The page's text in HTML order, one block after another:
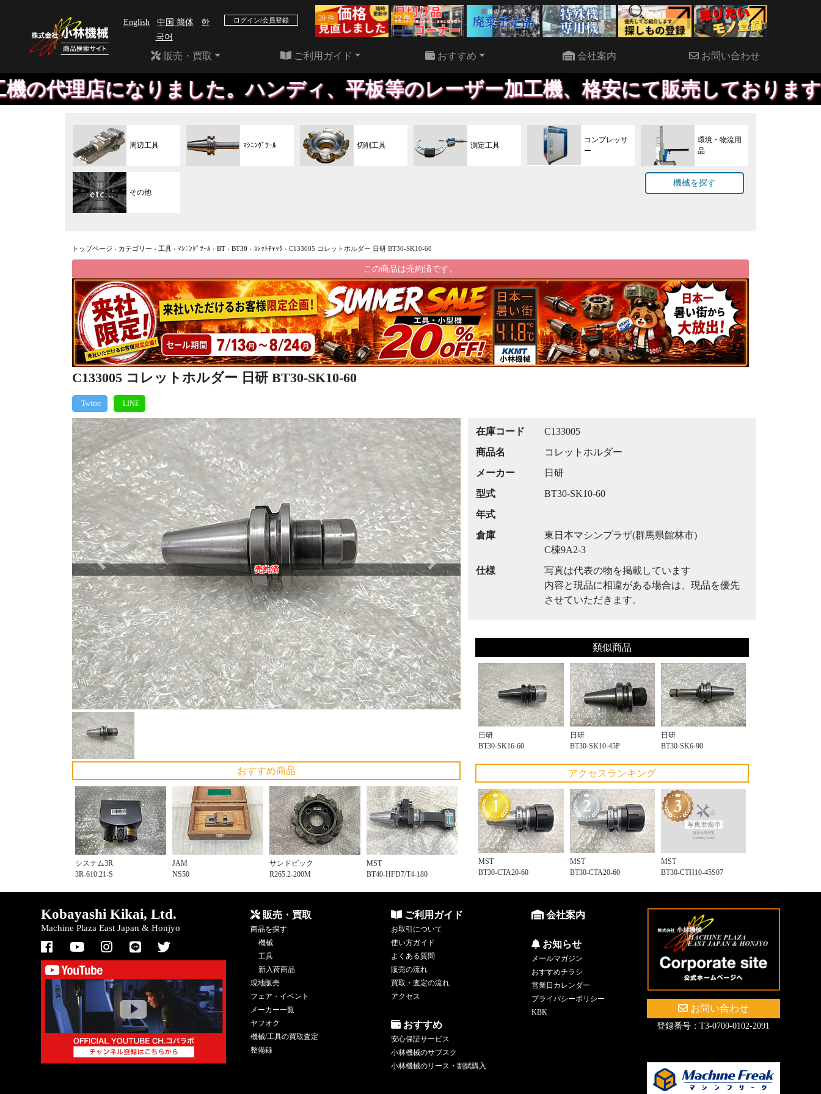
English 中国 簡体
한
국어
ログイン/会員登録 39 件 22 件
販売・買取 ご利用ガイド おすすめ 会社案内 お問い合わせ
ました。ハンディ、平板等のレーザー加工機、格安にて販売しております。見積もりだ
周辺工具 ﾏｼﾆﾝｸﾞﾂｰﾙ 切削工具 測定工具
コンプレッサ
ー
環境・物流用
品
その他
機械を探す
トップページ › カテゴリー › 工具 › ﾏｼﾆﾝｸﾞﾂｰﾙ › BT › BT30 › ｺﾚｯﾄﾁｬｯｸ › C133005 コレットホルダー 日研 BT30-SK10-60
この商品は売約済です。
C133005 コレットホルダー 日研 BT30-SK10-60
売約済
Previous Next
おすすめ商品
システム3R
3R-610.21-S
JAM
NS50
サンドビック
R265.2-200M
MST
BT40-HFD7/T4-180
在庫コード
C133005
商品名
コレットホルダー
メーカー
日研
型式
BT30-SK10-60
年式
倉庫
東日本マシンプラザ(群馬県館林市)
C棟9A2-3
仕様
写真は代表の物を掲載しています
内容と現品に相違がある場合は、現品を優先
させていただきます。
類似商品
日研
BT30-SK16-60
日研
BT30-SK10-45P
日研
BT30-SK6-90
アクセスランキング
MST
BT30-CTA20-60
MST
BT30-CTA20-60
MST
BT30-CTH10-45S07
Kobayashi Kikai, Ltd.
Machine Plaza East Japan & Honjyo
販売・買取
商品を探す
機械
工具
新入荷商品
現地販売
フェア・イベント
メーカー一覧
ヤフオク
機械/工具の買取査定
整備録
ご利用ガイド
お取引について
使い方ガイド
よくある質問
販売の流れ
買取・査定の流れ
アクセス
おすすめ
安心保証サービス
小林機械のサブスク
小林機械のリース・割賦購入
会社案内
お知らせ
メールマガジン
おすすめチラシ
営業日カレンダー
プライバシーポリシー
KBK
お問い合わせ
登録番号：T3-0700-0102-2091